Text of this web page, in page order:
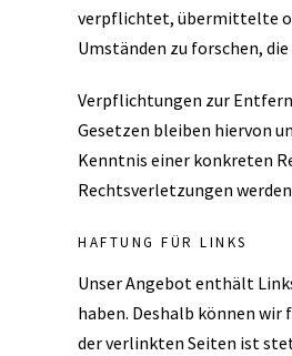
verpflichtet, übermittelte
Umständen zu forschen,
Verpflichtungen zur
Gesetzen bleiben hiervon
Kenntnis einer konkreten
Rechtsverletzungen
HAFTUNG FÜR LINKS
Unser Angebot enthält
haben. Deshalb können wir
der verlinkten Seiten ist